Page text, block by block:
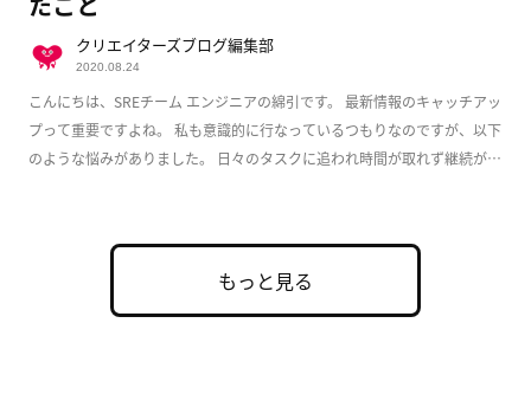
こんにちは、SREチーム エンジニアの綿引です。 最新情報のキャッチアッ
プって重要ですよね。 私も意識的に行なっているつもりなのですが、以下
のような悩みがありました。 日々のタスクに追われ時間が取れず継続が難
クリエイターズブログ編集部
2020.08.24
もっと見る